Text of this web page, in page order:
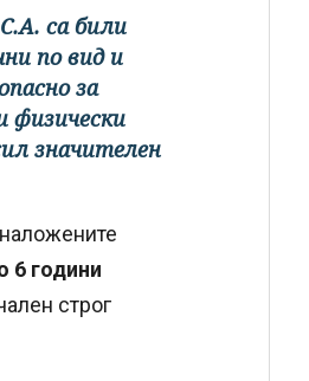
са били
по вид и
за
физически
значителен
6 години
строг